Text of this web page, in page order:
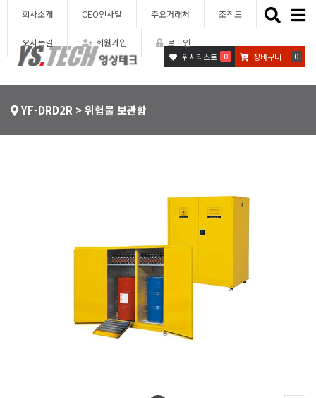
회사소개 CEO인사말 주요거래처 조직도
오시는길 회원가입 로그인
Toggle
위시리스트 0 장바구니 0
YF-DRD2R > 위험물 보관함